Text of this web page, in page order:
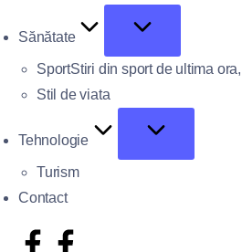
Sănătate
SportStiri din sport de ultima
Stil de viata
Tehnologie
Turism
Contact